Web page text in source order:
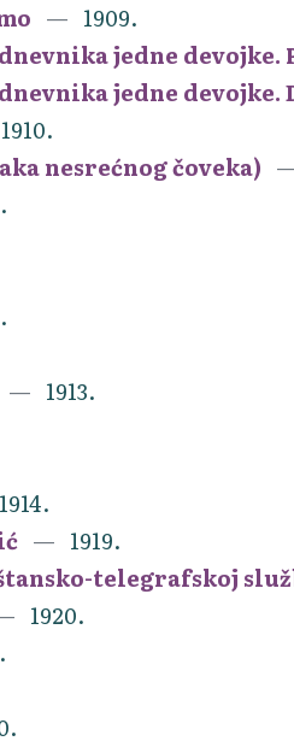
1909.
jedne devojke.
jedne devojke.
1910.
nesrećnog čoveka)
1913.
1914.
1919.
telegrafskoj
1920.